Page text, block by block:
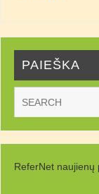
PAIEŠKA
ReferNet naujienų